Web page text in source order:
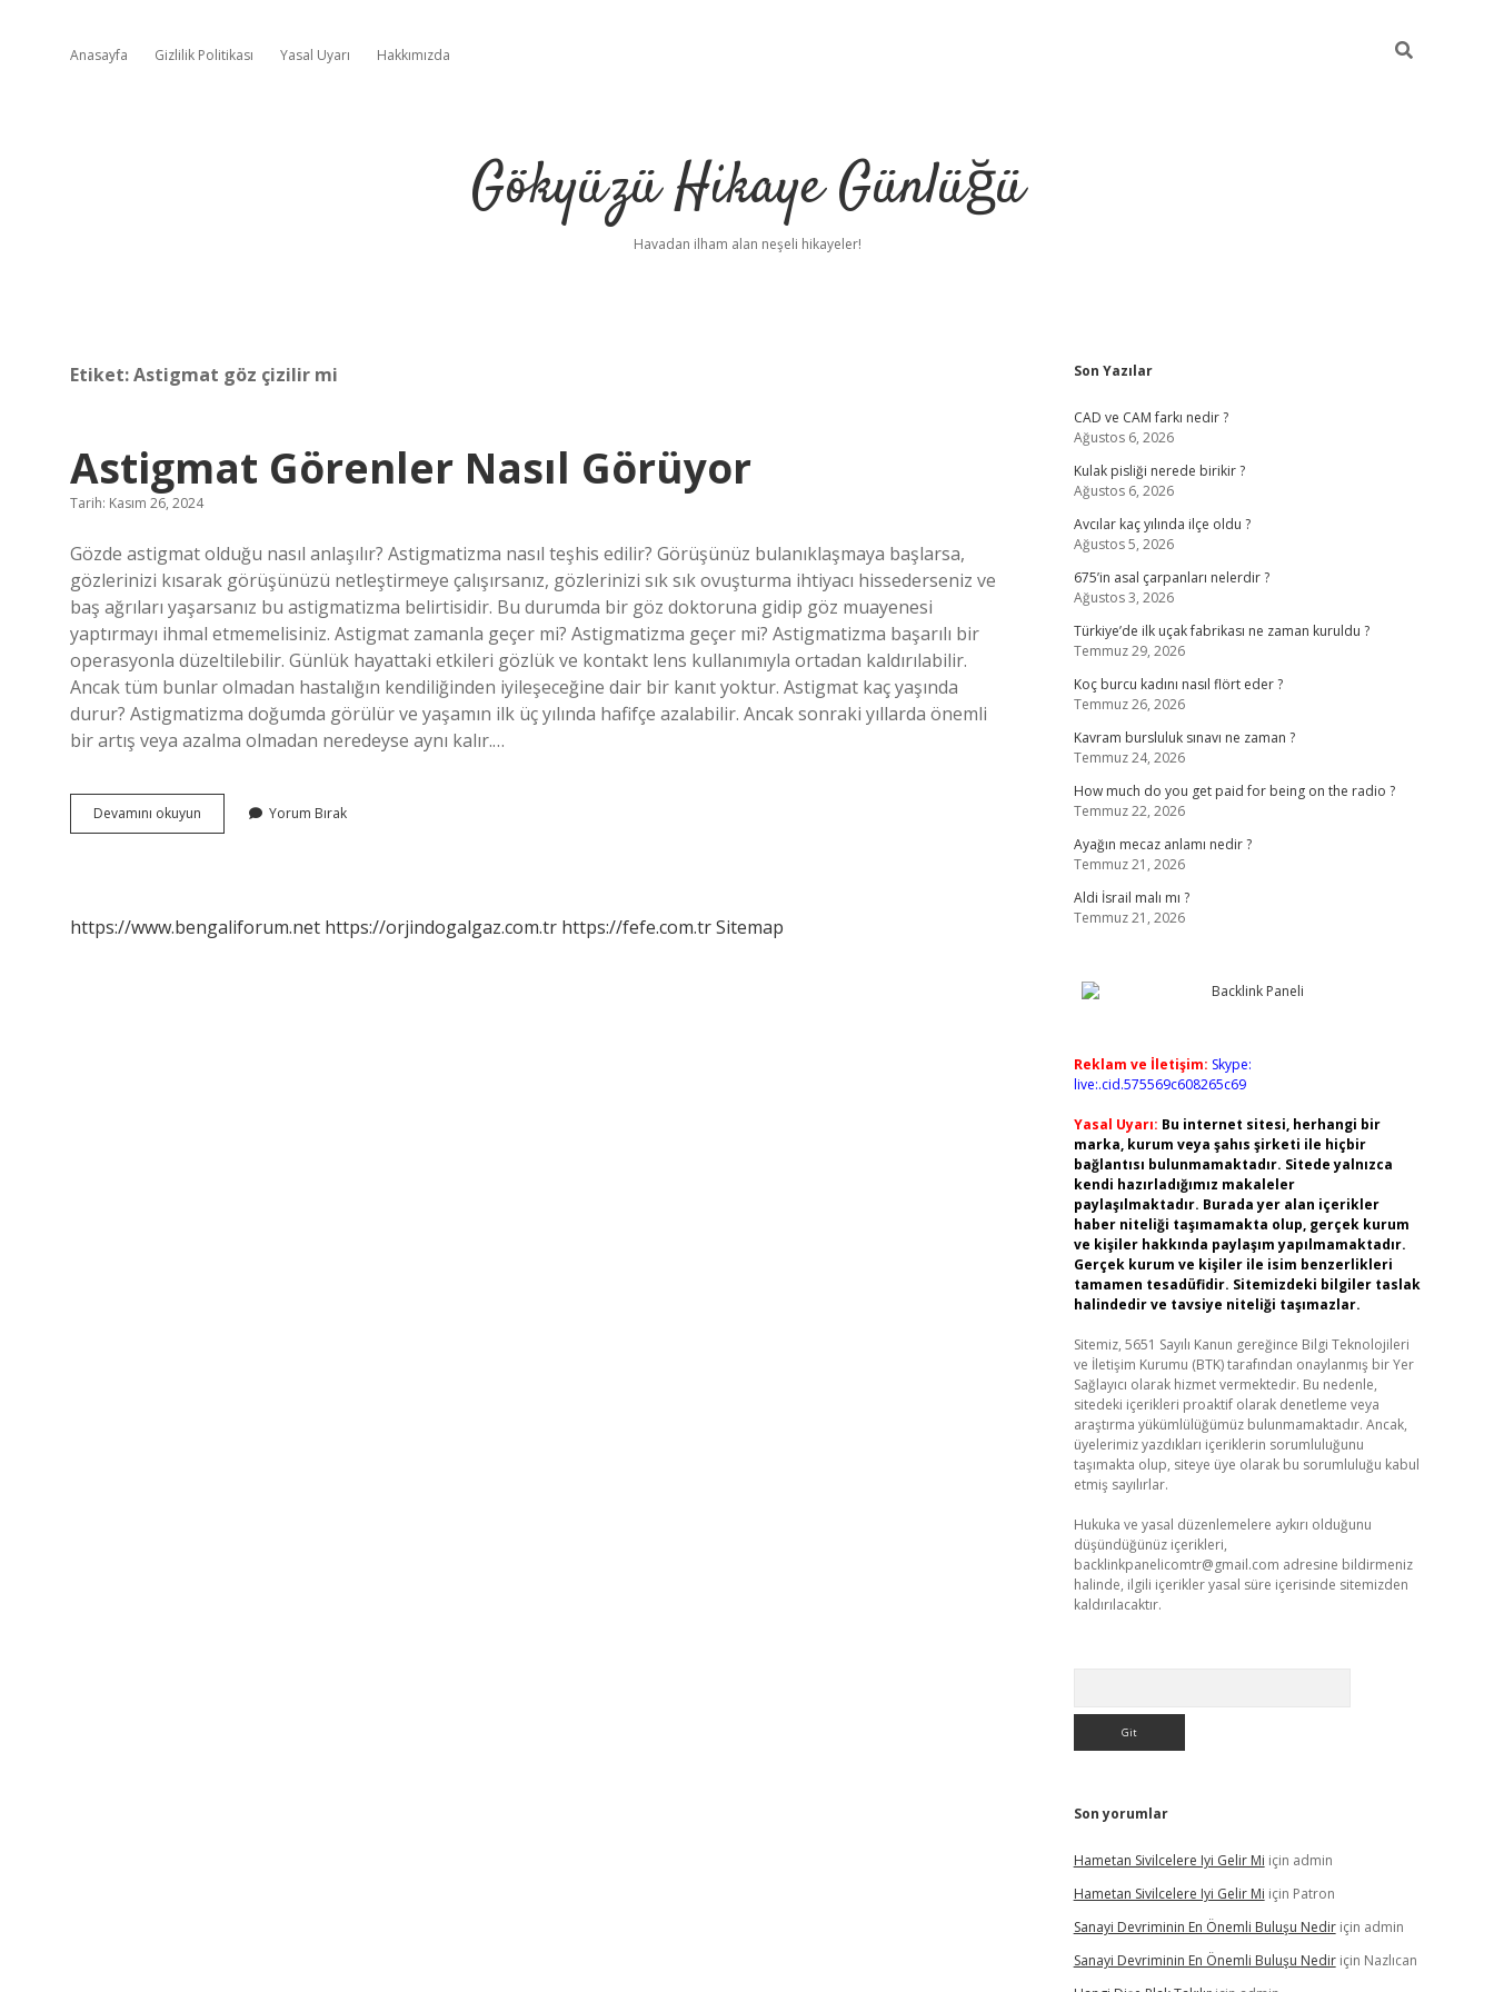
Anasayfa Gizlilik Politikası Yasal Uyarı Hakkımızda
Gökyüzü Hikaye Günlüğü
Havadan ilham alan neşeli hikayeler!
Etiket:Astigmat göz çizilir mi
Astigmat Görenler Nasıl Görüyor
Tarih: Kasım 26, 2024
Gözde astigmat olduğu nasıl anlaşılır? Astigmatizma nasıl teşhis edilir? Görüşünüz bulanıklaşmaya başlarsa,
gözlerinizi kısarak görüşünüzü netleştirmeye çalışırsanız, gözlerinizi sık sık ovuşturma ihtiyacı hissederseniz ve
baş ağrıları yaşarsanız bu astigmatizma belirtisidir. Bu durumda bir göz doktoruna gidip göz muayenesi
yaptırmayı ihmal etmemelisiniz. Astigmat zamanla geçer mi? Astigmatizma geçer mi? Astigmatizma başarılı bir
operasyonla düzeltilebilir. Günlük hayattaki etkileri gözlük ve kontakt lens kullanımıyla ortadan kaldırılabilir.
Ancak tüm bunlar olmadan hastalığın kendiliğinden iyileşeceğine dair bir kanıt yoktur. Astigmat kaç yaşında
durur? Astigmatizma doğumda görülür ve yaşamın ilk üç yılında hafifçe azalabilir. Ancak sonraki yıllarda önemli
bir artış veya azalma olmadan neredeyse aynı kalır.…
Devamını okuyun Astigmat
Görenler
Yorum Bırak
https://www.bengaliforum.net https://orjindogalgaz.com.tr https://fefe.com.trSitemap
Sidebar
Son Yazılar
CAD ve CAM farkı nedir ?
Ağustos 6, 2026
Kulak pisliği nerede birikir ?
Ağustos 6, 2026
Avcılar kaç yılında ilçe oldu ?
Ağustos 5, 2026
675’in asal çarpanları nelerdir ?
Ağustos 3, 2026
Türkiye’de ilk uçak fabrikası ne zaman kuruldu ?
Temmuz 29, 2026
Koç burcu kadını nasıl flört eder ?
Temmuz 26, 2026
Kavram bursluluk sınavı ne zaman ?
Temmuz 24, 2026
How much do you get paid for being on the radio ?
Temmuz 22, 2026
Ayağın mecaz anlamı nedir ?
Temmuz 21, 2026
Aldi İsrail malı mı ?
Temmuz 21, 2026
Reklam ve İletişim: Skype:
live:.cid.575569c608265c69
Yasal Uyarı: Bu internet sitesi, herhangi bir
marka, kurum veya şahıs şirketi ile hiçbir
bağlantısı bulunmamaktadır. Sitede yalnızca
kendi hazırladığımız makaleler
paylaşılmaktadır. Burada yer alan içerikler
haber niteliği taşımamakta olup, gerçek kurum
ve kişiler hakkında paylaşım yapılmamaktadır.
Gerçek kurum ve kişiler ile isim benzerlikleri
tamamen tesadüfidir. Sitemizdeki bilgiler taslak
halindedir ve tavsiye niteliği taşımazlar.
Sitemiz, 5651 Sayılı Kanun gereğince Bilgi Teknolojileri
ve İletişim Kurumu (BTK) tarafından onaylanmış bir Yer
Sağlayıcı olarak hizmet vermektedir. Bu nedenle,
sitedeki içerikleri proaktif olarak denetleme veya
araştırma yükümlülüğümüz bulunmamaktadır. Ancak,
üyelerimiz yazdıkları içeriklerin sorumluluğunu
taşımakta olup, siteye üye olarak bu sorumluluğu kabul
etmiş sayılırlar.
Hukuka ve yasal düzenlemelere aykırı olduğunu
düşündüğünüz içerikleri,
backlinkpanelicomtr@gmail.com adresine bildirmeniz
halinde, ilgili içerikler yasal süre içerisinde sitemizden
kaldırılacaktır.
Son yorumlar
Hametan Sivilcelere Iyi Gelir Mi için admin
Hametan Sivilcelere Iyi Gelir Mi için Patron
Sanayi Devriminin En Önemli Buluşu Nediriçin admin
Sanayi Devriminin En Önemli Buluşu Nediriçin Nazlıcan